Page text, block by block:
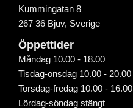
Kummingatan 8
267 36 Bjuv, Sverige
Öppettider
Måndag 10.00 - 18.00
Tisdag-onsdag 10.00 - 20.00
Torsdag-fredag 10.00 - 16.00
Lördag-söndag stängt